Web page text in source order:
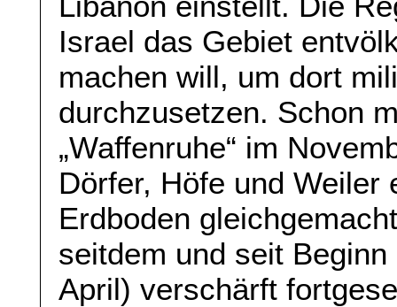
Israel das Gebiet
machen will, um dort
durchzusetzen. Schon
„Waffenruhe“ im
Dörfer, Höfe und Weiler
Erdboden
seitdem und seit Beginn
April) verschärft